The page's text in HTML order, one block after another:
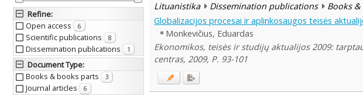
Refine:
Open access
6
Scientific publications 8
Dissemination publications 1
Document Type:
Books & books parts
3
Journal articles 6
Lituanistika
Dissemination publications Books
Globalizacijos procesai ir aplinkosaugos teisės
Monkevičius, Eduardas
Ekonomikos, teisės ir studijų aktualijos 2009:
centras, 2009, P. 93-101